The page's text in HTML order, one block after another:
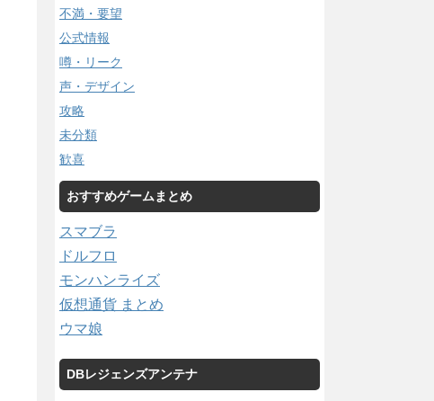
不満・要望
公式情報
噂・リーク
声・デザイン
攻略
未分類
歓喜
おすすめゲームまとめ
スマブラ
ドルフロ
モンハンライズ
仮想通貨 まとめ
ウマ娘
DBレジェンズアンテナ